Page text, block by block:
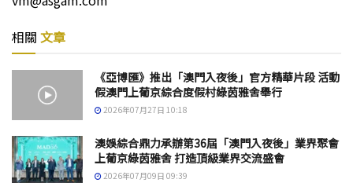
相關 文章
《亞博匯》推出「澳門入夜後」官方精華片段 活動
假澳門上葡京綜合度假村綠茵雅舍舉行
2026年07月27日 10:18
澳娛綜合鼎力承辦第36屆「澳門入夜後」業界聚會
上葡京綠茵雅舍 打造頂級業界交流盛會
2026年07月09日 09:39